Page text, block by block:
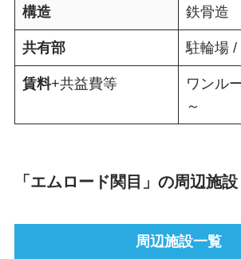
構造 鉄骨造
共有部 駐輪場 /
賃料+共益費等
ワンル
～
「エムロード関目」の周辺施設
周辺施設一覧